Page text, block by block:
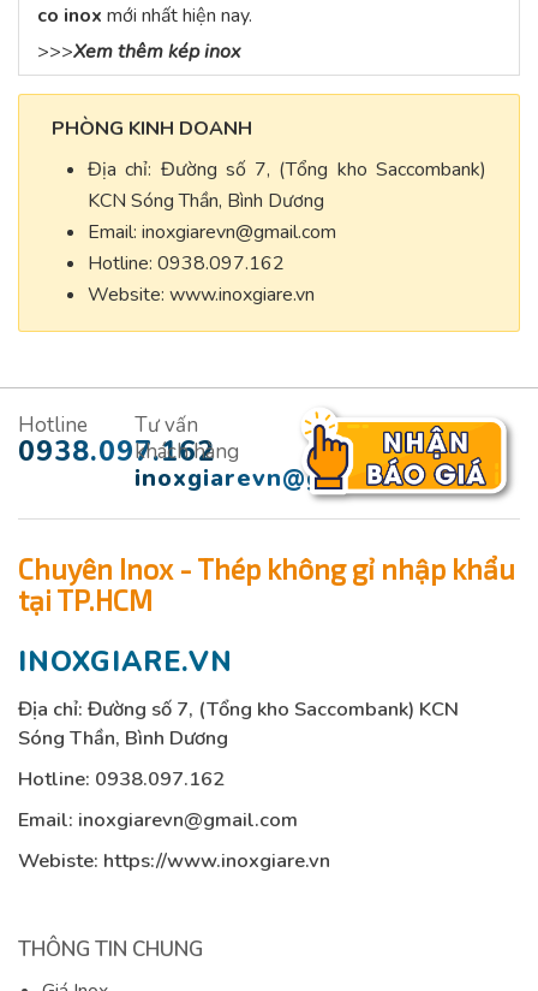
co inox mới nhất hiện nay.
>>>Xem thêm kép inox
PHÒNG KINH DOANH
Địa chỉ: Đường số 7, (Tổng kho Saccombank)
KCN Sóng Thần, Bình Dương
Email: inoxgiarevn@gmail.com
Hotline: 0938.097.162
Website: www.inoxgiare.vn
Hotline
0938.097.162
Tư vấn
khách hàng
inoxgiarevn@gmail.com
Chuyên Inox - Thép không gỉ nhập khẩu
tại TP.HCM
INOXGIARE.VN
Địa chỉ: Đường số 7, (Tổng kho Saccombank) KCN
Sóng Thần, Bình Dương
Hotline: 0938.097.162
Email: inoxgiarevn@gmail.com
Webiste: https://www.inoxgiare.vn
THÔNG TIN CHUNG